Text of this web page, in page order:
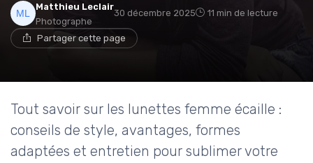
Matthieu Leclair
Photographe
30 décembre 2025 11 min de lecture
Partager cette page
Tout savoir sur les lunettes femme écaille :
conseils de style, avantages, formes
adaptées et entretien pour sublimer votre